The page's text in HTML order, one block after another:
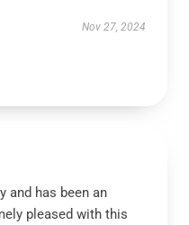
Nov 27, 2024
and has been an
pleased with this